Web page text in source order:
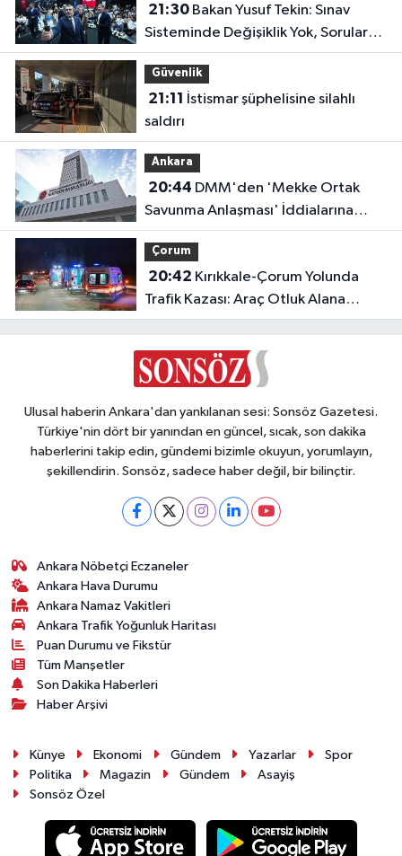
21:30Bakan Yusuf Tekin: Sınav
Sisteminde Değişiklik Yok, Sorular
Yeni Müfredata Uygun Olacak
Güvenlik
21:11
saldırı
Ankara
20:44
Savunma Anlaşması' İddialarına
Yalanlama
Çorum
20:42
Trafik Kazası: Araç Otluk Alana
Devrildi, Yaralılar Var!
Ulusal haberin Ankara'dan yankılanan sesi: Sonsöz Gazetesi.
Türkiye'nin dört bir yanından en güncel, sıcak, son dakika
haberlerini takip edin, gündemi bizimle okuyun, yorumlayın,
şekillendirin. Sonsöz, sadece haber değil, bir bilinçtir.
Ankara Nöbetçi Eczaneler
Ankara Hava Durumu
Ankara Namaz Vakitleri
Ankara Trafik Yoğunluk Haritası
Puan Durumu ve Fikstür
Tüm Manşetler
Son Dakika Haberleri
Haber Arşivi
Künye Ekonomi Gündem Yazarlar
Spor
Politika
Magazin Gündem
Asayiş
Sonsöz Özel